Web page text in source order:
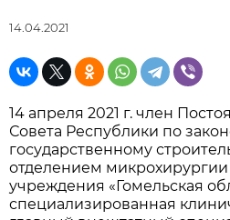
14.04.2021
14 апреля 2021 г. член
Совета Республики по
государственному
отделением микрохирургии
учреждения «Гомельская
специализированная